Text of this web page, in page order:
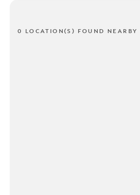
0 LOCATION(S) FOUND NEARBY